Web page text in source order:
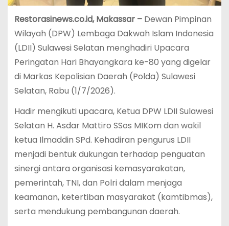
Restorasinews.co.id, Makassar – Dewan Pimpinan
Wilayah (DPW) Lembaga Dakwah Islam Indonesia
(LDII) Sulawesi Selatan menghadiri Upacara
Peringatan Hari Bhayangkara ke-80 yang digelar
di Markas Kepolisian Daerah (Polda) Sulawesi
Selatan, Rabu (1/7/2026).
Hadir mengikuti upacara, Ketua DPW LDII Sulawesi
Selatan H. Asdar Mattiro SSos MIKom dan wakil
ketua Ilmaddin SPd. Kehadiran pengurus LDII
menjadi bentuk dukungan terhadap penguatan
sinergi antara organisasi kemasyarakatan,
pemerintah, TNI, dan Polri dalam menjaga
keamanan, ketertiban masyarakat (kamtibmas),
serta mendukung pembangunan daerah.